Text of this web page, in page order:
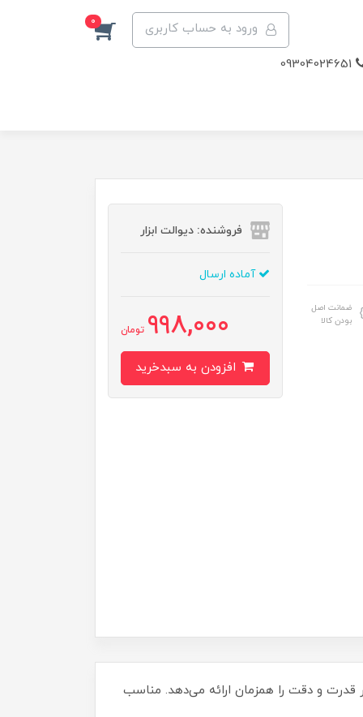
ورود به حساب کاربری 0
ضمانت اصل
بودن کالا
فروشنده: دیوالت ابزار
آماده ارسال
998,000 تومان
آچار قدرت و دقت را همزمان ارائه می‌دهد. مناسب